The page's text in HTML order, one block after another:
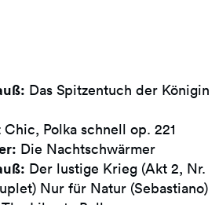
Das Spitzentuch der Königin
Polka schnell op. 221
Die Nachtschwärmer
Der lustige Krieg (Akt 2, Nr.
Nur für Natur (Sebastiano)